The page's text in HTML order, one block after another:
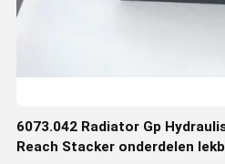
6073.042 Radiator Gp
Reach Stacker onderdelen